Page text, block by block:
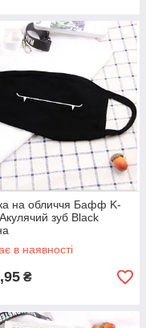
на обличчя Бафф K-
зуб Black
в наявності
₴